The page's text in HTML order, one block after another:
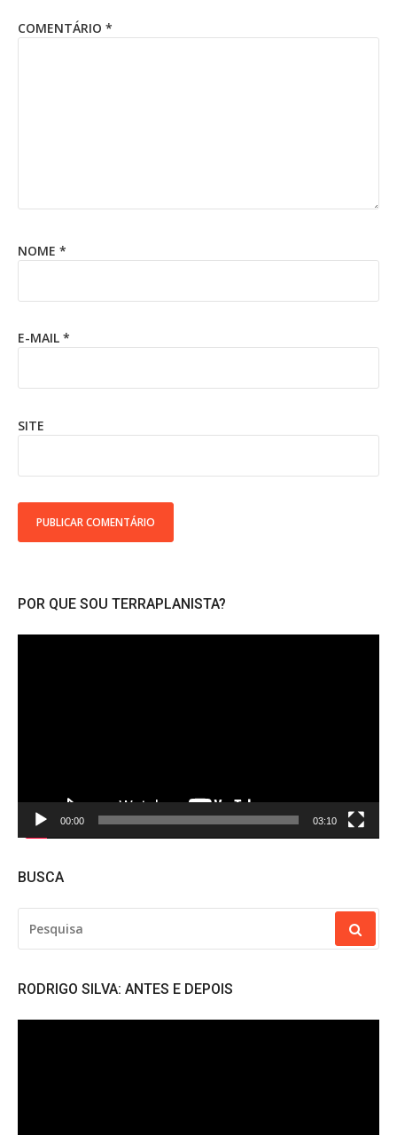
COMENTÁRIO *
NOME *
E-MAIL *
SITE
POR QUE SOU TERRAPLANISTA?
00:00 03:10
BUSCA
POR:
RODRIGO SILVA: ANTES E DEPOIS